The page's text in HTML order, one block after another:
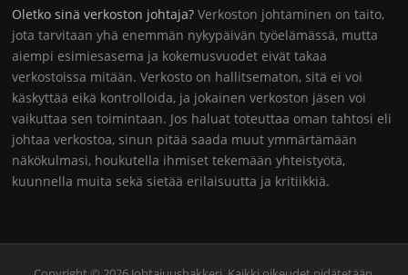
Oletko sinä verkoston johtaja? Verkoston johtaminen on taito,
jota tarvitaan yhä enemmän nykypäivän työelämässä, mutta
aiempi esimiesasema ja kokemusvuodet eivät takaa
verkostoissa mitään. Verkosto on hallitsematon, sitä ei voi
käskyttää eikä kontrolloida, ja jokainen verkoston jäsen voi
vaikuttaa sen toimintaan. Jos haluat toteuttaa oman tahtosi eli
johtaa verkostoa, sinun pitää saada muut ymmärtämään
näkökulmasi, houkutella ihmiset tekemään yhteistyötä,
kuunnella muita sekä sietää erilaisuutta ja kritiikkiä.